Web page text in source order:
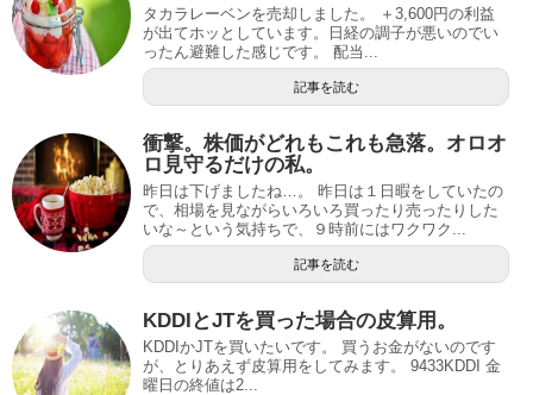
タカラレーベンを売却しました。 ＋3,600円の利益
が出てホッとしています。日経の調子が悪いのでい
ったん避難した感じです。 配当...
記事を読む
衝撃。株価がどれもこれも急落。オロオ
ロ見守るだけの私。
昨日は下げましたね…。 昨日は１日暇をしていたの
で、相場を見ながらいろいろ買ったり売ったりした
いな～という気持ちで、９時前にはワクワク...
記事を読む
KDDIとJTを買った場合の皮算用。
KDDIかJTを買いたいです。 買うお金がないのです
が、とりあえず皮算用をしてみます。 9433KDDI 金
曜日の終値は2...